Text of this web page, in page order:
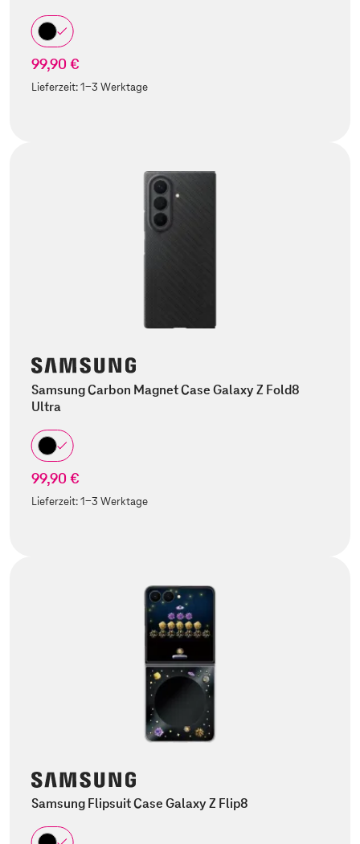
99,90 €
Lieferzeit:1-3 Werktage
Samsung Carbon Magnet Case Galaxy Z Fold8
Ultra
99,90 €
Lieferzeit:1-3 Werktage
Samsung Flipsuit Case Galaxy Z Flip8